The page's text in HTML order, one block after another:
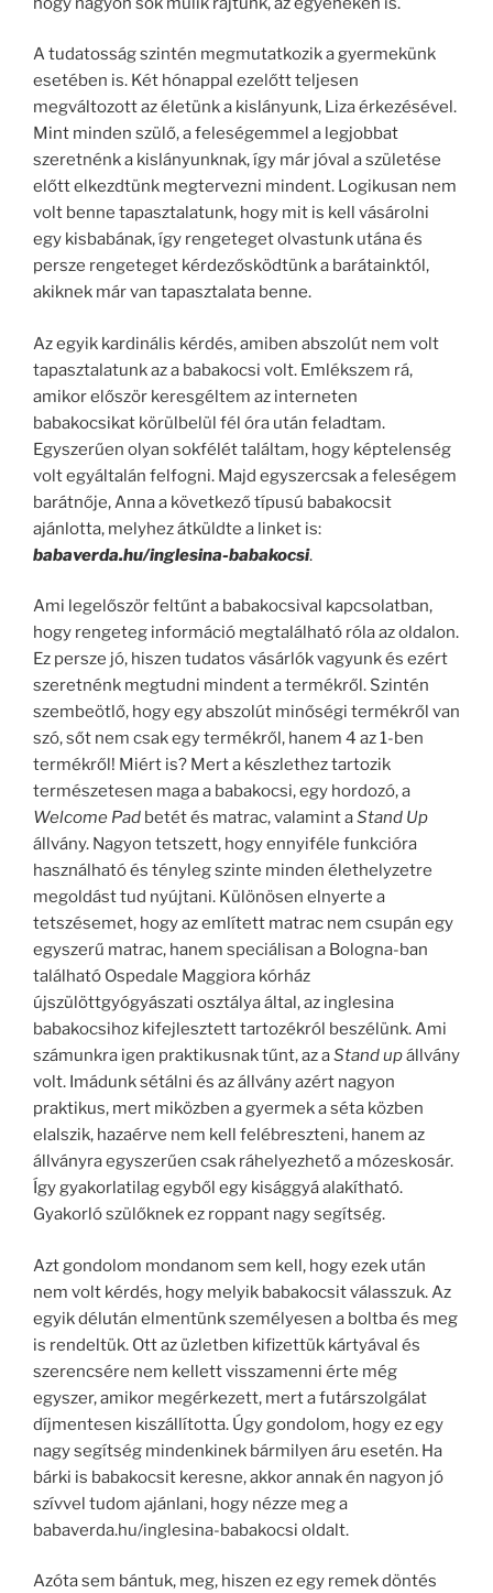
A tudatosság szintén megmutatkozik a gyermekünk
esetében is. Két hónappal ezelőtt teljesen
megváltozott az életünk a kislányunk, Liza érkezésével.
Mint minden szülő, a feleségemmel a legjobbat
szeretnénk a kislányunknak, így már jóval a születése
előtt elkezdtünk megtervezni mindent. Logikusan nem
volt benne tapasztalatunk, hogy mit is kell vásárolni
egy kisbabának, így rengeteget olvastunk utána és
persze rengeteget kérdezősködtünk a barátainktól,
akiknek már van tapasztalata benne.
Az egyik kardinális kérdés, amiben abszolút nem volt
tapasztalatunk az a babakocsi volt. Emlékszem rá,
amikor először keresgéltem az interneten
babakocsikat körülbelül fél óra után feladtam.
Egyszerűen olyan sokfélét találtam, hogy képtelenség
volt egyáltalán felfogni. Majd egyszercsak a feleségem
barátnője, Anna a következő típusú babakocsit
ajánlotta, melyhez átküldte a linket is:
babaverda.hu/inglesina-babakocsi.
Ami legelőször feltűnt a babakocsival kapcsolatban,
hogy rengeteg információ megtalálható róla az oldalon.
Ez persze jó, hiszen tudatos vásárlók vagyunk és ezért
szeretnénk megtudni mindent a termékről. Szintén
szembeötlő, hogy egy abszolút minőségi termékről van
szó, sőt nem csak egy termékről, hanem 4 az 1-ben
termékről! Miért is? Mert a készlethez tartozik
természetesen maga a babakocsi, egy hordozó, a
Welcome Pad betét és matrac, valamint aStand Up
állvány. Nagyon tetszett, hogy ennyiféle funkcióra
használható és tényleg szinte minden élethelyzetre
megoldást tud nyújtani. Különösen elnyerte a
tetszésemet, hogy az említett matrac nem csupán egy
egyszerű matrac, hanem speciálisan a Bologna-ban
található Ospedale Maggiora kórház
újszülöttgyógyászati osztálya által, az inglesina
babakocsihoz kifejlesztett tartozékról beszélünk. Ami
számunkra igen praktikusnak tűnt, az aStand upállvány
volt. Imádunk sétálni és az állvány azért nagyon
praktikus, mert miközben a gyermek a séta közben
elalszik, hazaérve nem kell felébreszteni, hanem az
állványra egyszerűen csak ráhelyezhető a mózeskosár.
Így gyakorlatilag egyből egy kisággyá alakítható.
Gyakorló szülőknek ez roppant nagy segítség.
Azt gondolom mondanom sem kell, hogy ezek után
nem volt kérdés, hogy melyik babakocsit válasszuk. Az
egyik délután elmentünk személyesen a boltba és meg
is rendeltük. Ott az üzletben kifizettük kártyával és
szerencsére nem kellett visszamenni érte még
egyszer, amikor megérkezett, mert a futárszolgálat
díjmentesen kiszállította. Úgy gondolom, hogy ez egy
nagy segítség mindenkinek bármilyen áru esetén. Ha
bárki is babakocsit keresne, akkor annak én nagyon jó
szívvel tudom ajánlani, hogy nézze meg a
babaverda.hu/inglesina-babakocsi oldalt.
Azóta sem bántuk, meg, hiszen ez egy remek döntés